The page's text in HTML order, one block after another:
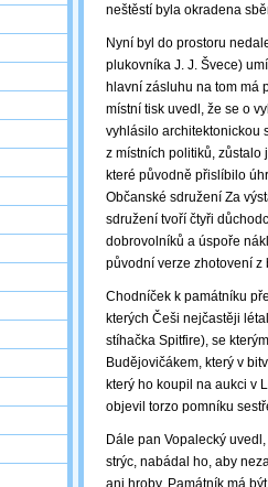
neštěstí byla okradena
Nyní byl do prostoru
plukovníka J. J. Švece)
hlavní zásluhu na tom má
místní tisk uvedl, že se o
vyhlásilo architektonickou
z místních politiků, zůstalo
které původně přislíbilo
Občanské sdružení Za
sdružení tvoří čtyři
dobrovolníků a úspoře
původní verze zhotovení z
Chodníček k památníku
kterých Češi nejčastěji
stíhačka Spitfire), se
Budějovičákem, který v
který ho koupil na aukci v
objevil torzo pomníku
Dále pan Vopalecký
strýc, nabádal ho, aby